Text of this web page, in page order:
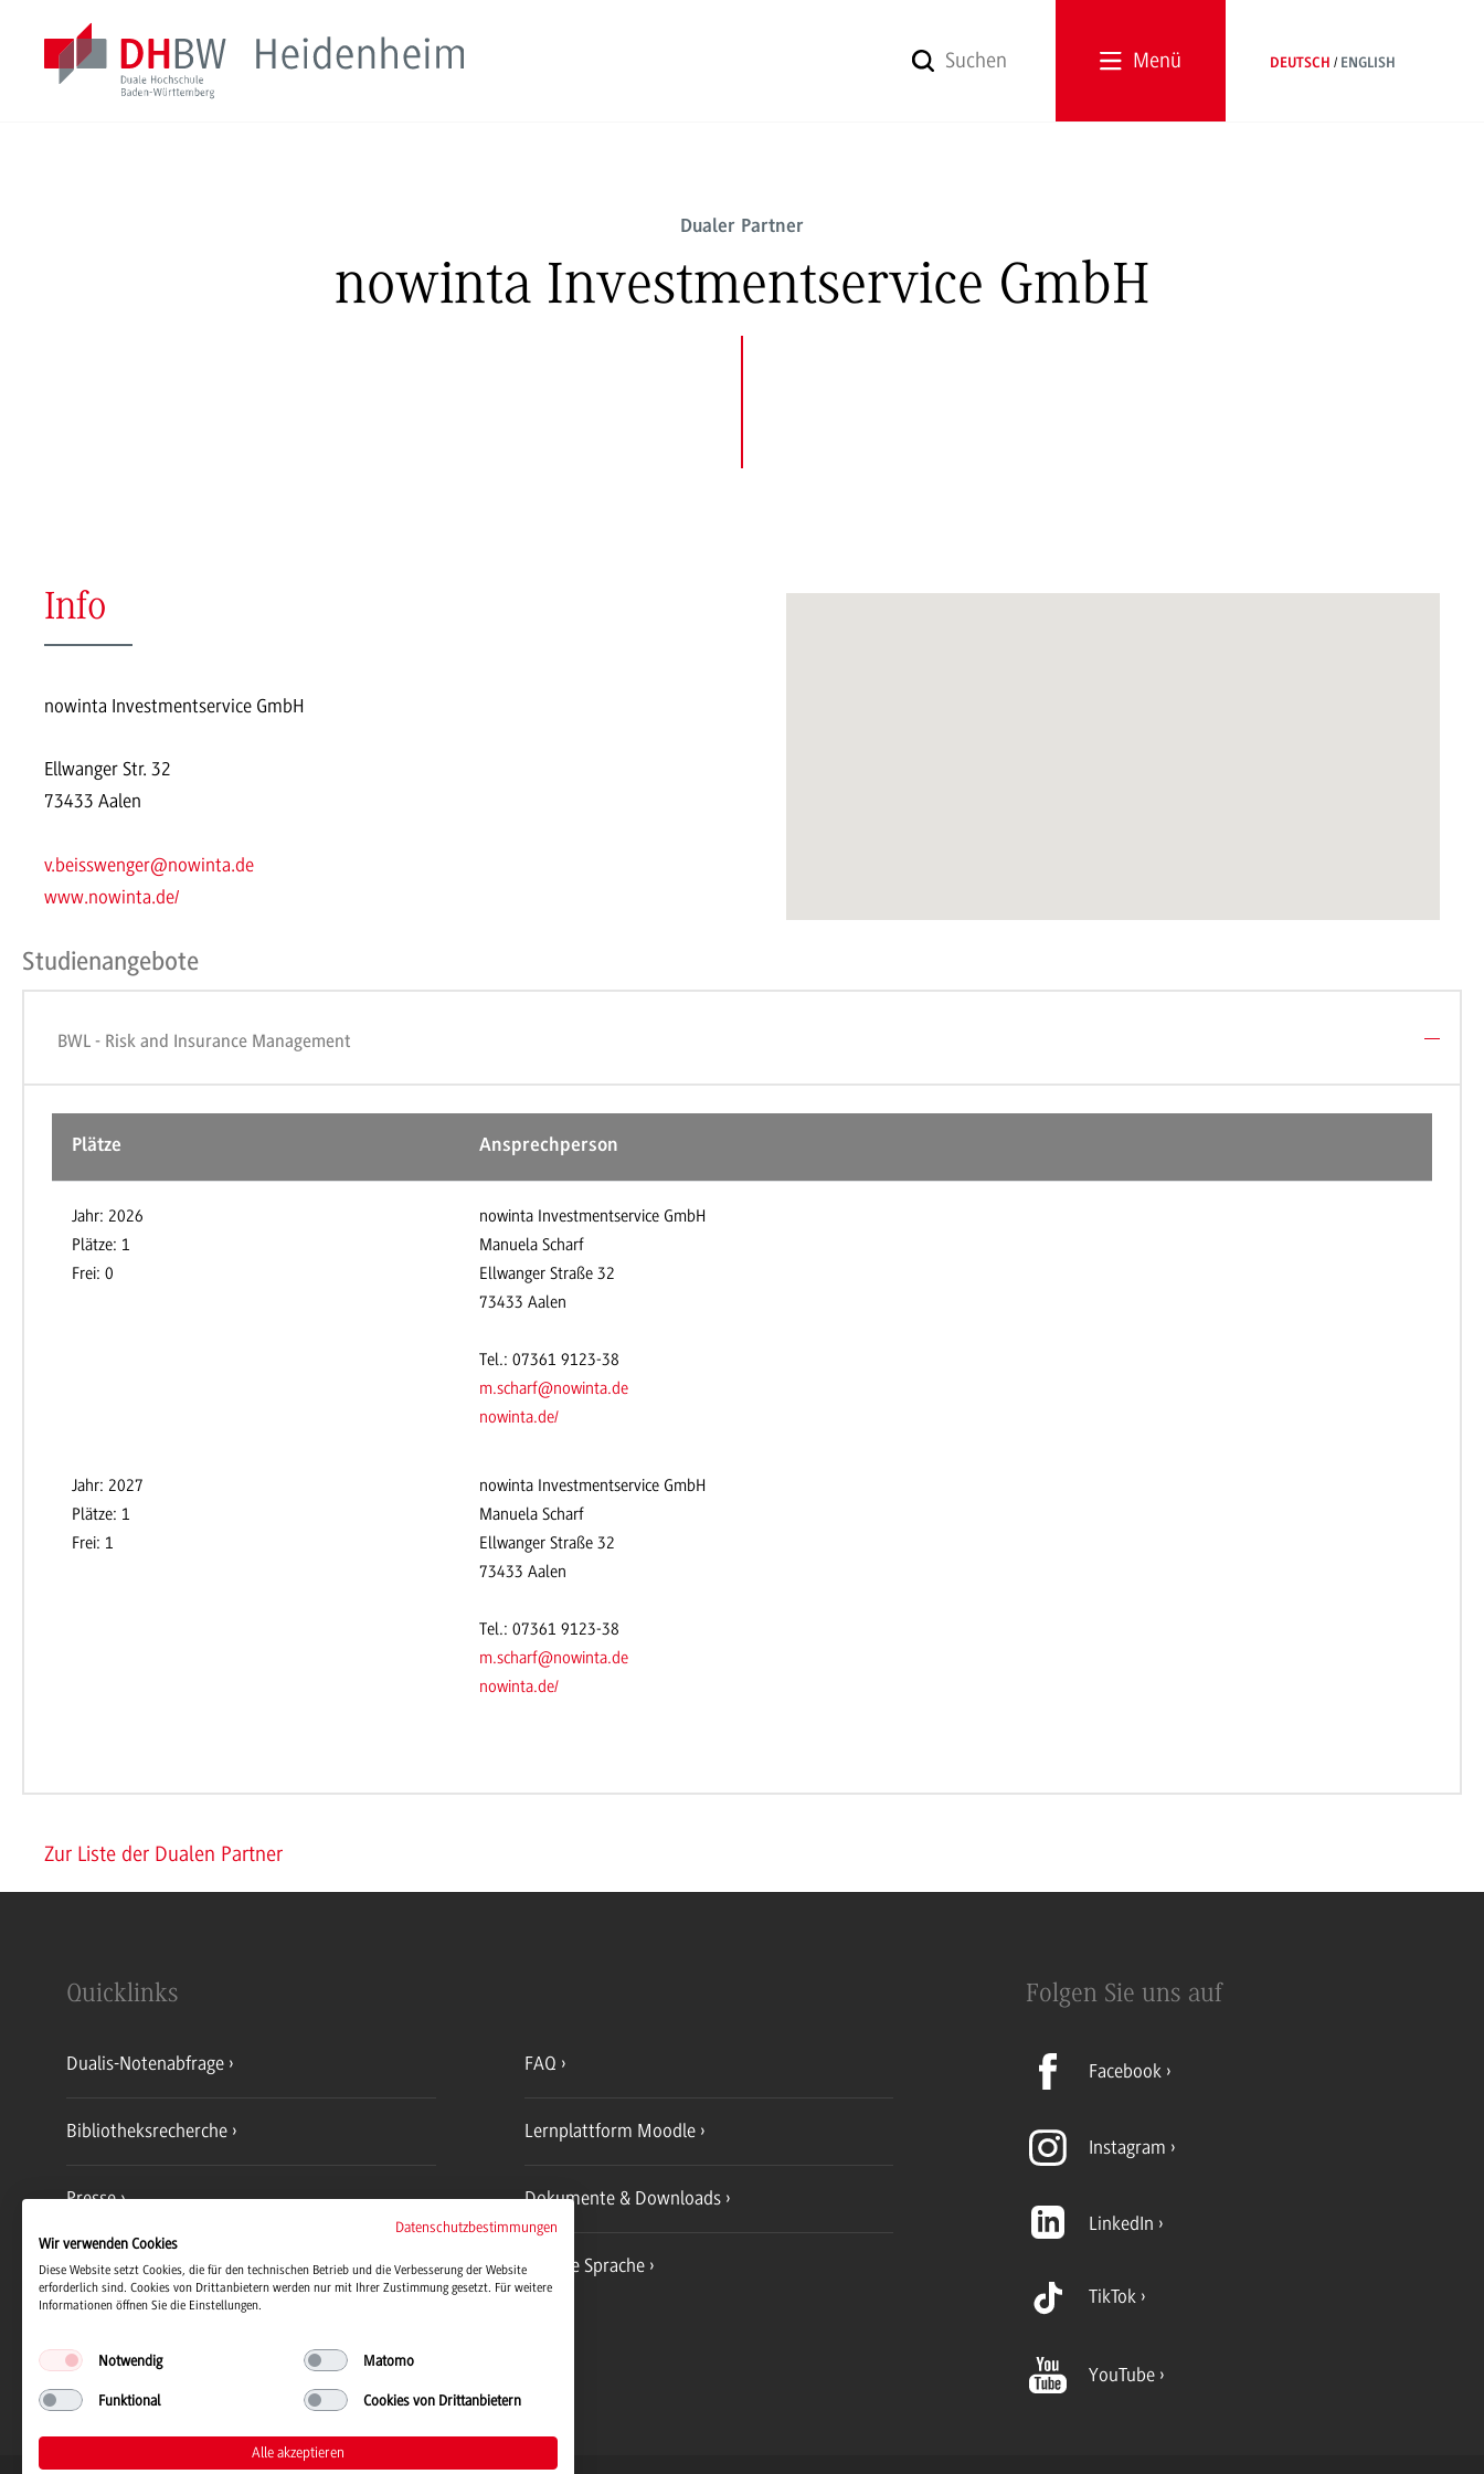
Menü DEUTSCH ENGLISH
Dualer Partner
nowinta Investmentservice GmbH
Info
nowinta Investmentservice GmbH
Ellwanger Str. 32
73433 Aalen
v.beisswenger@nowinta.de
www.nowinta.de/
Studienangebote
BWL - Risk and Insurance Management
Plätze Ansprechperson
Jahr: 2026
Plätze: 1
Frei: 0
nowinta Investmentservice GmbH
Manuela Scharf
Ellwanger Straße 32
73433 Aalen
Tel.: 07361 9123-38
m.scharf@nowinta.de
nowinta.de/
Jahr: 2027
Plätze: 1
Frei: 1
nowinta Investmentservice GmbH
Manuela Scharf
Ellwanger Straße 32
73433 Aalen
Tel.: 07361 9123-38
m.scharf@nowinta.de
nowinta.de/
Zur Liste der Dualen Partner
Quicklinks
Dualis-Notenabfrage FAQ
Bibliotheksrecherche Lernplattform Moodle
Presse Dokumente & Downloads
Jobs und Karriere Leichte Sprache
Folgen Sie uns auf
Facebook
Instagram
LinkedIn
TikTok
YouTube
Datenschutzbestimmungen
Wir verwenden Cookies
Diese Website setzt Cookies, die für den technischen Betrieb und die Verbesserung der Website
erforderlich sind. Cookies von Drittanbietern werden nur mit Ihrer Zustimmung gesetzt. Für weitere
Informationen öffnen Sie die Einstellungen.
Notwendig Matomo
Funktional Cookies von Drittanbietern
Alle akzeptieren